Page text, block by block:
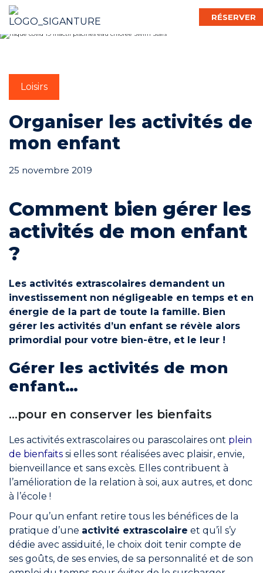
RÉSERVER
Français
Bébé Nageur
Adulte
Engagements
RÉSERVER
Mon compte
Rejoindre le réseau
Aide
Loisirs
Organiser les activités de
mon enfant
25 novembre 2019
Comment bien gérer les
activités de mon enfant
?
Les activités extrascolaires demandent un
investissement non négligeable en temps et en
énergie de la part de toute la famille. Bien
gérer les activités d’un enfant se révèle alors
primordial pour votre bien-être, et le leur !
Gérer les activités de mon
enfant…
…pour en conserver les bienfaits
Les activités extrascolaires ou parascolaires ont plein
de bienfaits si elles sont réalisées avec plaisir, envie,
bienveillance et sans excès. Elles contribuent à
l’amélioration de la relation à soi, aux autres, et donc
à l’école !
Pour qu’un enfant retire tous les bénéfices de la
pratique d’une activité extrascolaire et qu’il s’y
dédie avec assiduité, le choix doit tenir compte de
ses goûts, de ses envies, de sa personnalité et de son